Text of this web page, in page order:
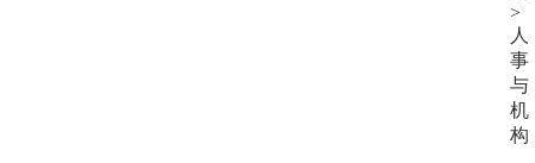
>
人
事
与
机
构